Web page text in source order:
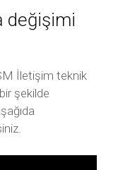
değişimi
İletişim teknik
şekilde